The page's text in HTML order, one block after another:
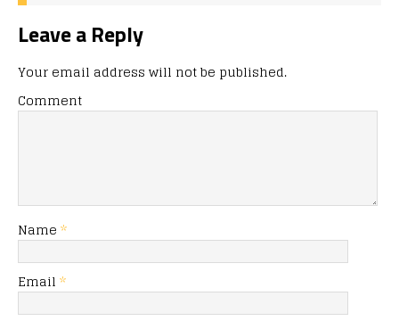
Leave a Reply
Your email address will not be published.
Comment
Name *
Email *